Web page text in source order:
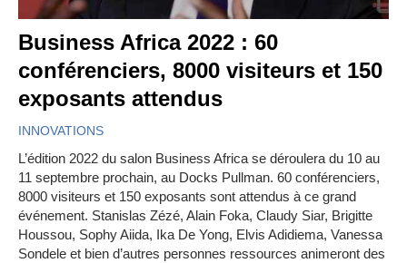
Business Africa 2022 : 60
conférenciers, 8000 visiteurs et 150
exposants attendus
INNOVATIONS
L’édition 2022 du salon Business Africa se déroulera du 10 au
11 septembre prochain, au Docks Pullman. 60 conférenciers,
8000 visiteurs et 150 exposants sont attendus à ce grand
événement. Stanislas Zézé, Alain Foka, Claudy Siar, Brigitte
Houssou, Sophy Aiida, Ika De Yong, Elvis Adidiema, Vanessa
Sondele et bien d’autres personnes ressources animeront des